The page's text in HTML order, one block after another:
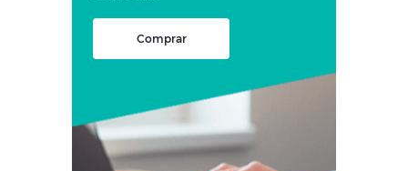
Comprar